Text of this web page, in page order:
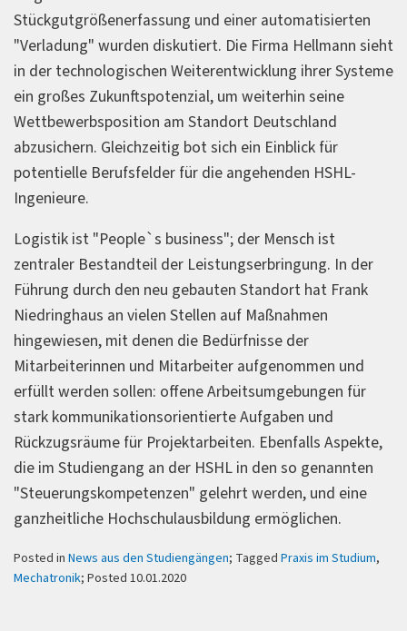
Stückgutgrößenerfassung und einer automatisierten
"Verladung" wurden diskutiert. Die Firma Hellmann sieht
in der technologischen Weiterentwicklung ihrer Systeme
ein großes Zukunftspotenzial, um weiterhin seine
Wettbewerbsposition am Standort Deutschland
abzusichern. Gleichzeitig bot sich ein Einblick für
potentielle Berufsfelder für die angehenden HSHL-
Ingenieure.
Logistik ist "People`s business"; der Mensch ist
zentraler Bestandteil der Leistungserbringung. In der
Führung durch den neu gebauten Standort hat Frank
Niedringhaus an vielen Stellen auf Maßnahmen
hingewiesen, mit denen die Bedürfnisse der
Mitarbeiterinnen und Mitarbeiter aufgenommen und
erfüllt werden sollen: offene Arbeitsumgebungen für
stark kommunikationsorientierte Aufgaben und
Rückzugsräume für Projektarbeiten. Ebenfalls Aspekte,
die im Studiengang an der HSHL in den so genannten
"Steuerungskompetenzen" gelehrt werden, und eine
ganzheitliche Hochschulausbildung ermöglichen.
Posted in News aus den Studiengängen; Tagged Praxis im Studium,
Mechatronik; Posted 10.01.2020